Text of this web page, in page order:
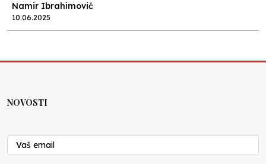
Namir Ibrahimović
10.06.2025
Nenad Veličković
29.10.2024
NOVOSTI